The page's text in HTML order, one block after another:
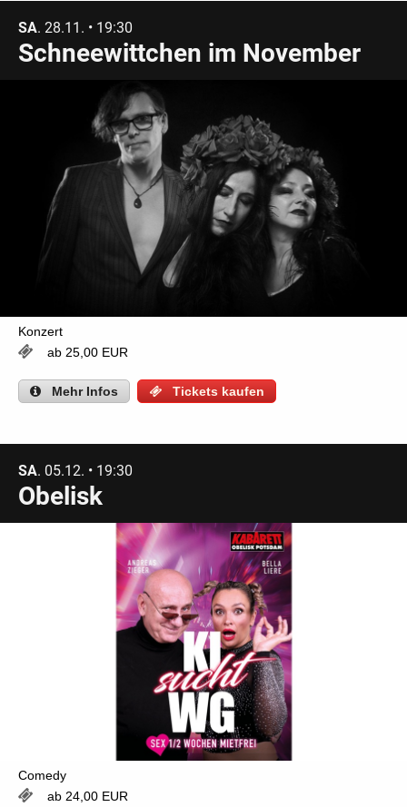
SA. 28.11. • 19:30
Schneewittchen im November
Konzert
ab 25,00 EUR
Mehr Infos Tickets kaufen
SA. 05.12. • 19:30
Obelisk
Comedy
ab 24,00 EUR